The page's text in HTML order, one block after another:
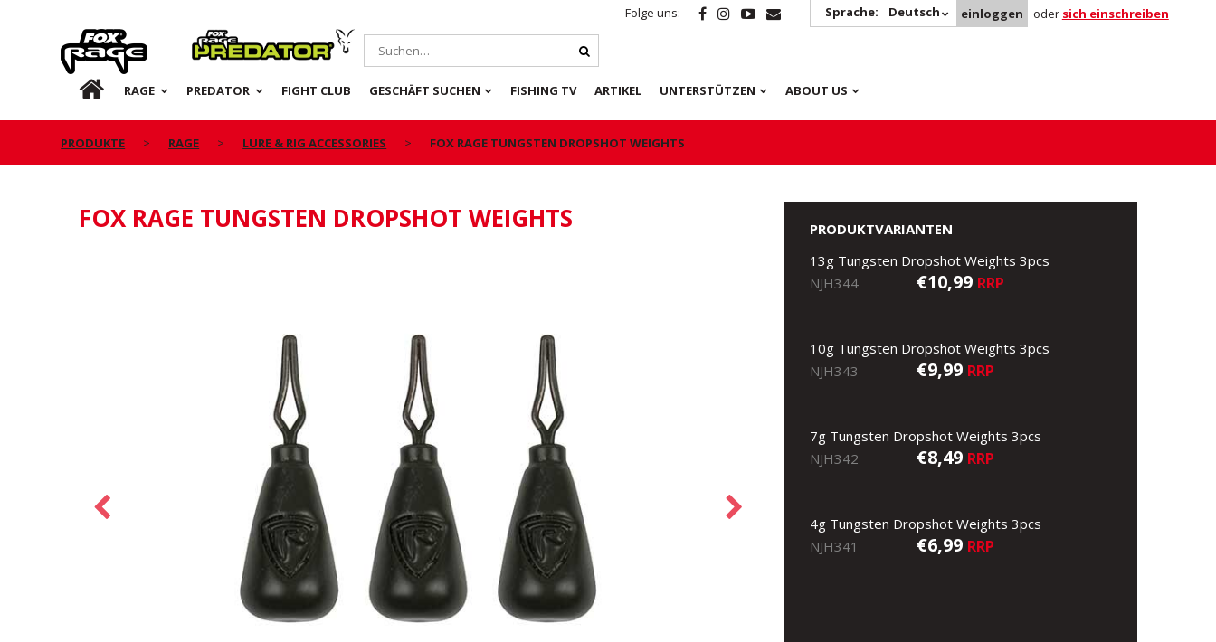
Folge uns: Sprache: Deutsch einloggen oder sich einschreiben
Rage Predator
DE RAGE PREDATOR FIGHT CLUB GESCHÄFT SUCHEN FISHING TV ARTIKEL UNTERSTÜTZEN ABOUT US
PRODUKTE RAGE LURE & RIG ACCESSORIES FOX RAGE TUNGSTEN DROPSHOT WEIGHTS
FOX RAGE TUNGSTEN DROPSHOT WEIGHTS
PRODUKTVARIANTEN
13g Tungsten Dropshot Weights 3pcs
NJH344
€10,99 RRP
10g Tungsten Dropshot Weights 3pcs
NJH343
€9,99 RRP
7g Tungsten Dropshot Weights 3pcs
NJH342
€8,49 RRP
4g Tungsten Dropshot Weights 3pcs
NJH341
€6,99 RRP